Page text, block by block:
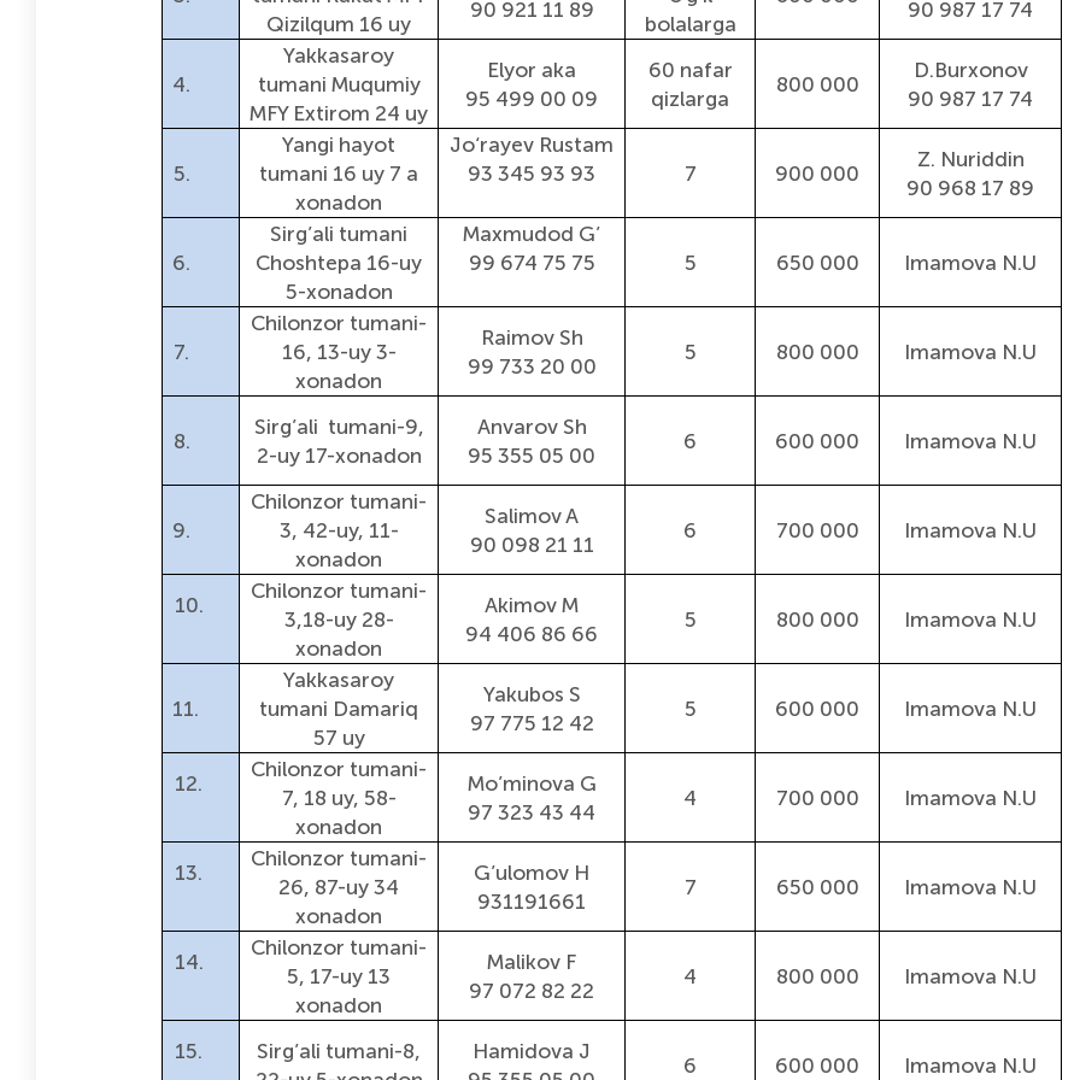
Qizilqum 16 uy
90 921 11 89
bolalarga
90 987 17 74
4.
Yakkasaroy
tumani Muqumiy
MFY Extirom 24 uy
Elyor aka
95 499 00 09
60 nafar
qizlarga
800 000
D.Burxonov
90 987 17 74
5.
Yangi hayot
tumani 16 uy 7 a
xonadon
Jo‘rayev Rustam
93 345 93 93
7 900 000
Z. Nuriddin
90 968 17 89
6.
Sirg’ali tumani
Choshtepa 16-uy
5-xonadon
Maxmudod G’
99 674 75 75
5 650 000 Imamova N.U
7.
Chilonzor tumani-
16, 13-uy 3-
xonadon
Raimov Sh
99 733 20 00
5 800 000 Imamova N.U
8.
Sirg’ali tumani-9,
2-uy 17-xonadon
Anvarov Sh
95 355 05 00
6 600 000 Imamova N.U
9.
Chilonzor tumani-
3, 42-uy, 11-
xonadon
Salimov A
90 098 21 11
6 700 000 Imamova N.U
10.
Chilonzor tumani-
3,18-uy 28-
xonadon
Akimov M
94 406 86 66
5 800 000 Imamova N.U
11.
Yakkasaroy
tumani Damariq
57 uy
Yakubos S
97 775 12 42
5 600 000 Imamova N.U
12.
Chilonzor tumani-
7, 18 uy, 58-
xonadon
Mo’minova G
97 323 43 44
4 700 000 Imamova N.U
13.
Chilonzor tumani-
26, 87-uy 34
xonadon
G’ulomov H
931191661
7 650 000 Imamova N.U
14.
Chilonzor tumani-
5, 17-uy 13
xonadon
Malikov F
97 072 82 22
4 800 000 Imamova N.U
15.
Sirg’ali tumani-8,
Hamidova J
6 600 000 Imamova N.U